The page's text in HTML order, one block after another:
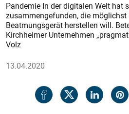
Pandemie In der digitalen Welt hat
zusammengefunden, die
Beatmungsgerät herstellen will.
Kirchheimer Unternehmen
Volz
13.04.2020